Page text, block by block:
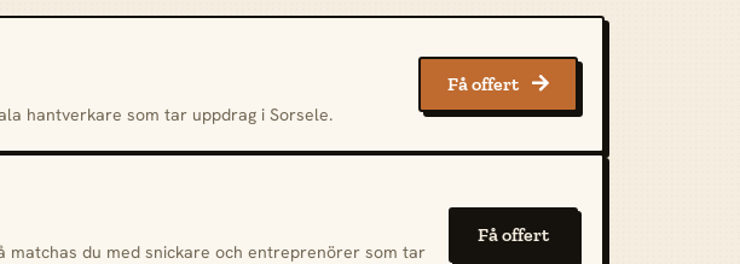
hantverkare som tar uppdrag i Sorsele.
Få offert 
matchas du med snickare och entreprenörer som tar
Få offert